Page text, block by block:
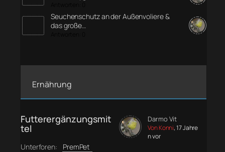
Seuchenschutz an der Außenvoliere &
das große…
Ernährung
Futterergänzungsmit
tel
Unterforen: PremPet
Darmo Vit
Von Konni, 17 Jahre
n vor